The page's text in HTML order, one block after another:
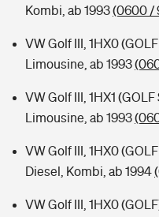
Kombi, ab 1993(0600 /
VW Golf III, 1HX0
Limousine, ab 1993
VW Golf III, 1HX1
Limousine, ab 1993
VW Golf III, 1HX0
Diesel, Kombi, ab 1994
VW Golf III, 1HX0